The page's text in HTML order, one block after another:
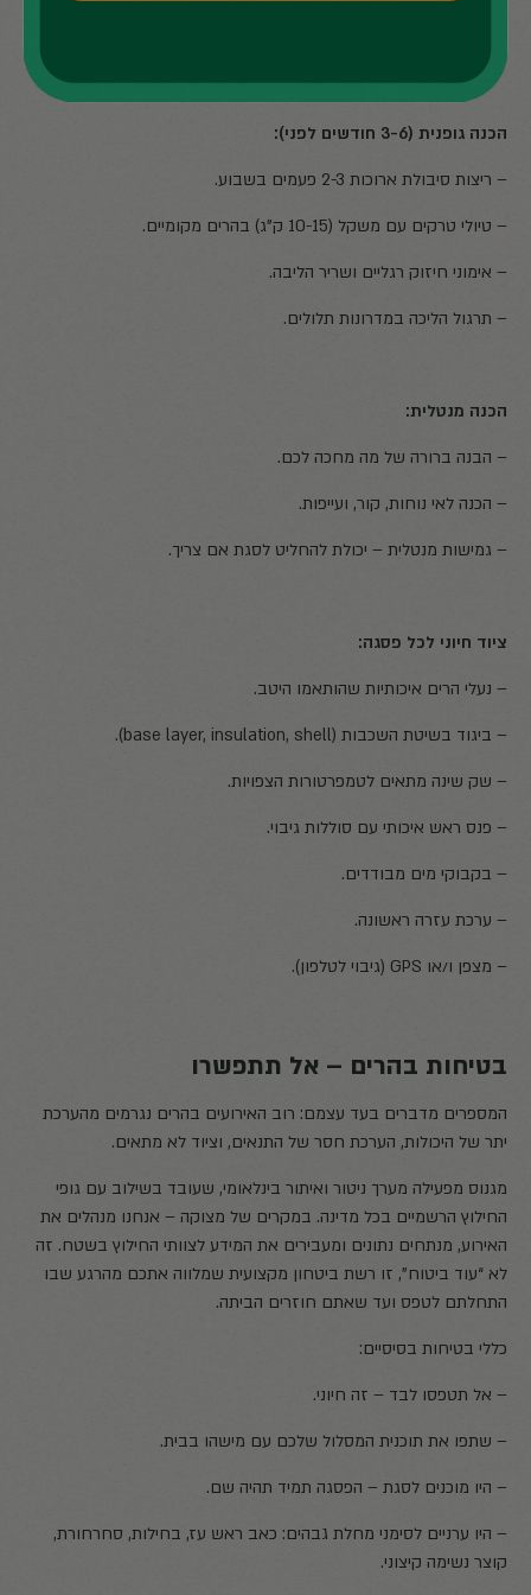
הכנה גופנית (3-6 חודשים לפני):
– ריצות סיבולת ארוכות 2-3 פעמים בשבוע.
– טיולי טרקים עם משקל (10-15 ק"ג) בהרים מקומיים.
– אימוני חיזוק רגליים ושריר הליבה.
– תרגול הליכה במדרונות תלולים.
הכנה מנטלית:
– הבנה ברורה של מה מחכה לכם.
– הכנה לאי נוחות, קור, ועייפות.
– גמישות מנטלית – יכולת להחליט לסגת אם צריך.
ציוד חיוני לכל פסגה:
– נעלי הרים איכותיות שהותאמו היטב.
– ביגוד בשיטת השכבות (base layer, insulation, shell).
– שק שינה מתאים לטמפרטורות הצפויות.
– פנס ראש איכותי עם סוללות גיבוי.
– בקבוקי מים מבודדים.
– ערכת עזרה ראשונה.
– מצפן ו/או GPS (גיבוי לטלפון).
בטיחות בהרים – אל תתפשרו
המספרים מדברים בעד עצמם: רוב האירועים בהרים נגרמים מהערכת
יתר של היכולות, הערכת חסר של התנאים, וציוד לא מתאים.
מגנוס מפעילה מערך ניטור ואיתור בינלאומי, שעובד בשילוב עם גופי
החילוץ הרשמיים בכל מדינה. במקרים של מצוקה – אנחנו מנהלים את
האירוע, מנתחים נתונים ומעבירים את המידע לצוותי החילוץ בשטח. זה
לא “עוד ביטוח”, זו רשת ביטחון מקצועית שמלווה אתכם מהרגע שבו
התחלתם לטפס ועד שאתם חוזרים הביתה.
כללי בטיחות בסיסיים:
– אל תטפסו לבד – זה חיוני.
– שתפו את תוכנית המסלול שלכם עם מישהו בבית.
– היו מוכנים לסגת – הפסגה תמיד תהיה שם.
– היו ערניים לסימני מחלת גבהים: כאב ראש עז, בחילות, סחרחורת,
קוצר נשימה קיצוני.